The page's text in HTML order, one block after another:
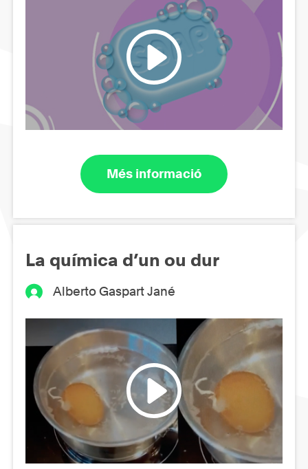
Més informació
La química d’un ou dur
Alberto Gaspart Jané